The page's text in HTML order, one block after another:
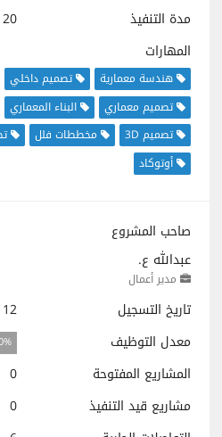
مدة التنفيذ
20 يوما
المهارات
هندسة معمارية تصميم داخلي
تصميم معماري
البناء المعماري
تصميم 3D
مخططات فلل
أوتوكاد
صاحب المشروع
عبدالله ع.
مدير أعمال
تاريخ التسجيل
12 يوليو 2025
معدل التوظيف
المشاريع المفتوحة
0
مشاريع قيد التنفيذ
0